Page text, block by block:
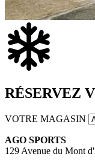
RÉSERVEZ
VOTRE MAGASIN
AGO SPORTS
129 Avenue du Mont